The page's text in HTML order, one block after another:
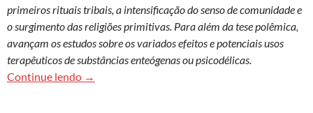
primeiros rituais tribais, a intensificação do senso de comunidade e
o surgimento das religiões primitivas. Para além da tese polêmica,
avançam os estudos sobre os variados efeitos e potenciais usos
terapêuticos de substâncias enteógenas ou psicodélicas.
Continue lendo Foram os cogumelos motores da evolução
→